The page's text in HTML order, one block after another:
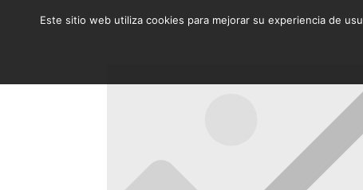
Este sitio web utiliza cookies para mejorar su experiencia de